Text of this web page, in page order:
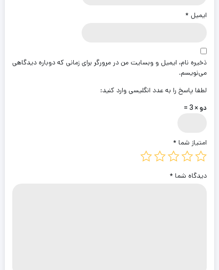
ایمیل *
ذخیره نام، ایمیل و وبسایت من در مرورگر برای زمانی که دوباره دیدگاهی
می‌نویسم.
لطفا پاسخ را به عدد انگلیسی وارد کنید:
دو × 3 =
امتیاز شما *
دیدگاه شما *